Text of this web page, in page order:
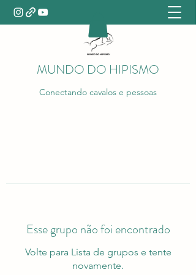
MUNDO DO HIPISMO
Conectando cavalos e pessoas
Esse grupo não foi encontrado
Volte para Lista de grupos e tente
novamente.